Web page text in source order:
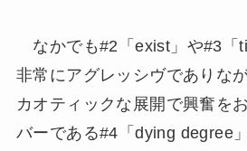
なかでも#2「exist」や#3「
非常にアグレッシヴでありな
カオティックな展開で興奮を
バーである#4「dying degree